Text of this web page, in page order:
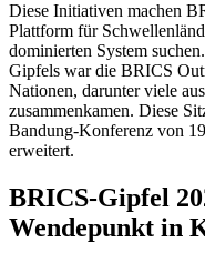
Diese Initiativen machen
Plattform für
dominierten System
Gipfels war die BRICS
Nationen, darunter viele
zusammenkamen. Diese
Bandung-Konferenz von
erweitert.
BRICS-Gipfel
Wendepunkt in